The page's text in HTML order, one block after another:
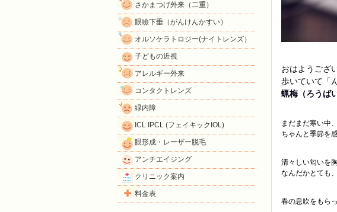
おはようござ
歩いていて「
蝋梅（ろうばい
まだまだ寒い中、
ちゃんと季節を
清々しい匂いを
なんだかとても
春の息吹をもら
さかまつげ外来（二重）
眼瞼下垂（がんけんかすい）
オルソケラトロジー(ナイトレンズ）
子どもの近視
アレルギー外来
コンタクトレンズ
緑内障
ICL IPCL (フェイキックIOL)
眼形成・レーザー脱毛
アンチエイジング
クリニック案内
料金表